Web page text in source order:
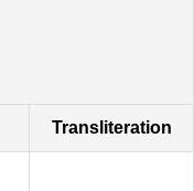
Transliteration